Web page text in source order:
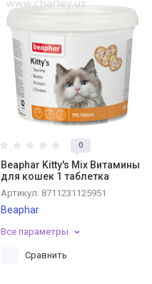
0
Beaphar Kitty's Mix Витамины
для кошек 1 таблетка
Артикул: 8711231125951
Beaphar
Все параметры
Сравнить